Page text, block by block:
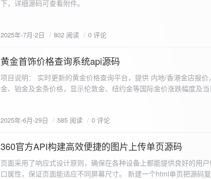
行最多 3 次重试，若重试后仍失败，则记录错误日志。日志记录与
会显示所有或筛选后的监测日志，正常状态的日志为黑色，异常状
2025年-7月-2日 802 阅读 0 评论
2025-6-29
黄金首饰价格查询系统api源码
项目说明： 实时更新的黄金价格查询平台，提供 内地/香港金店报
金、铂金及金条价格，显示伦敦金、纽约金等国际金价涨跌幅度及
2025年-6月-29日 585 阅读 0 评论
2025-6-24
360官方API构建高效便捷的图片上传单页源码
页面采用了响应式设计原则，确保在各种设备上都能提供良好的用
口属性，保证页面能适应不同屏幕尺寸。 新建一个html单页把源码